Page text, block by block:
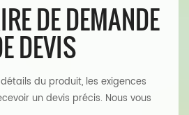
DE DEMANDE
DEVIS
du produit, les exigences
un devis précis. Nous vous